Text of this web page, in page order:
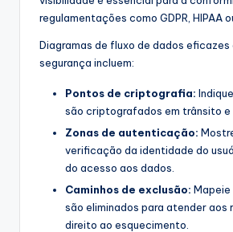
regulamentações como GDPR, HIPAA
Diagramas de fluxo de dados
segurança incluem:
Pontos de criptografia:
são criptografados em trânsito e
Zonas de autenticação:
verificação da identidade do
do acesso aos dados.
Caminhos de exclusão: Mapeie
são eliminados para atender aos
direito ao esquecimento.